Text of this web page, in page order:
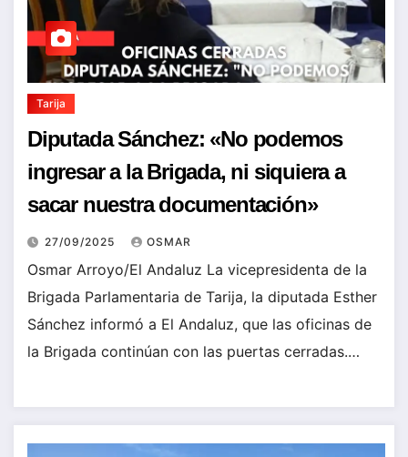
Tarija
Diputada Sánchez: «No podemos
ingresar a la Brigada, ni siquiera a
sacar nuestra documentación»
27/09/2025 OSMAR
Osmar Arroyo/El Andaluz La vicepresidenta de la
Brigada Parlamentaria de Tarija, la diputada Esther
Sánchez informó a El Andaluz, que las oficinas de
la Brigada continúan con las puertas cerradas.…